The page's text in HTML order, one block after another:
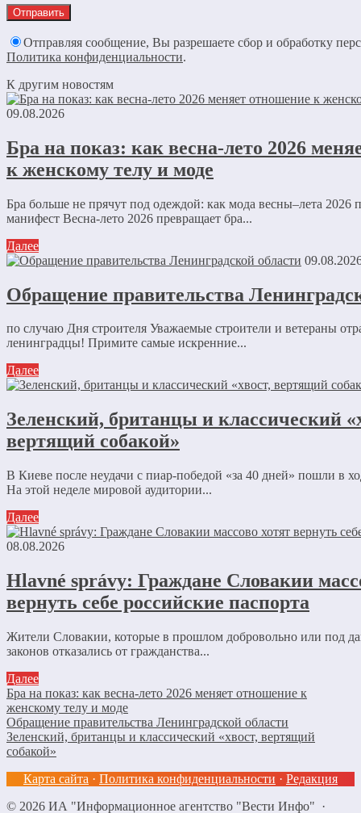
Отправляя сообщение, Вы разрешаете сбор и обработку
Политика конфиденциальности.
К другим новостям
09.08.2026
Бра на показ: как весна-лето 2026
к женскому телу и моде
Бра больше не прячут под одеждой: как мода весны–лета 2026
манифест Весна-лето 2026 превращает бра...
Далее
Обращение правительства
по случаю Дня строителя Уважаемые строители и ветераны
ленинградцы! Примите самые искренние...
Далее
Зеленский, британцы и классический
вертящий собакой»
В Киеве после неудачи с пиар-победой «за 40 дней» пошли в
На этой неделе мировой аудитории...
Далее
08.08.2026
Hlavné správy: Граждане Словакии
вернуть себе российские паспорта
Жители Словакии, которые в прошлом добровольно или под
законов отказались от гражданства...
Далее
Бра на показ: как весна-лето 2026 меняет отношение к
женскому телу и моде
Обращение правительства Ленинградской области
Зеленский, британцы и классический «хвост, вертящий
собакой»
Карта сайта · Политика конфиденциальности · Редакция
© 2026 ИА "Информационное агентство "Вести Инфо" ·